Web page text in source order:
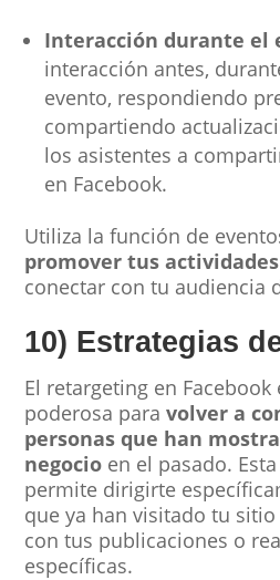
Interacción durante el
interacción antes,
evento, respondiendo
compartiendo
los asistentes a
en Facebook.
Utiliza la función de
promover tus
conectar con tu audiencia
10) Estrategias
El retargeting en Facebook
poderosa paravolver a
personas que han
negocio en el pasado.
permite dirigirte
que ya han visitado tu
con tus publicaciones o
específicas.